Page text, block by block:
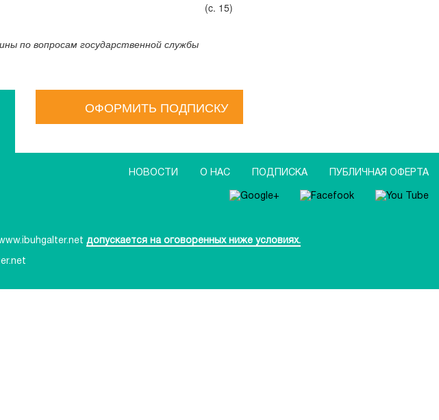
(c. 15)
по вопросам государственной службы
ОФОРМИТЬ ПОДПИСКУ
НОВОСТИ О НАС ПОДПИСКА ПУБЛИЧНАЯ ОФЕРТА
допускается на оговоренных ниже условиях.